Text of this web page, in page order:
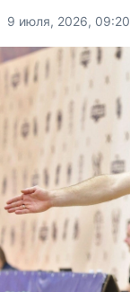
9 июля, 2026, 09:20